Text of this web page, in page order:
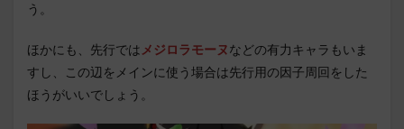
う。
ほかにも、先行では メジロラモーヌなどの有力キャラもいま
すし、この辺をメインに使う場合は先行用の因子周回をした
ほうがいいでしょう。